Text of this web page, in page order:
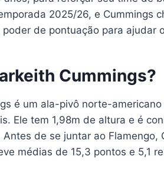
2025/26, e Cummings
poder de pontuação para ajudar
Cummings?
é um ala-pivô norte-
Ele tem 1,98m de altura e é
de se juntar ao Flamengo,
médias de 15,3 pontos e 5,1